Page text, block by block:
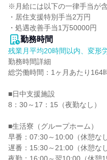
※月給には以下の一律手当が含
・居住支援特別手当2万円
・処遇改善手当1万50000円
勤務時間
残業月平均20時間以内、変形
勤務時間詳細
総労働時間：1ヶ月あたり164
■日中支援施設
8：30～17：15（夜勤なし）
■生活寮（グループホーム）
早番：07:30～10:00（休憩なし
遅番：15:30～21:00（休憩なし